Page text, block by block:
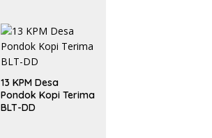
13 KPM Desa
Pondok Kopi Terima
BLT-DD